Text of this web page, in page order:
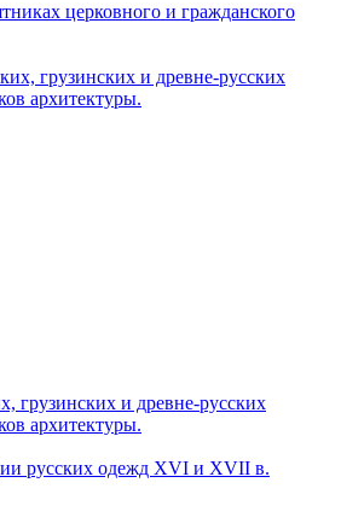
церковного и гражданского
грузинских и древне-русских
архитектуры.